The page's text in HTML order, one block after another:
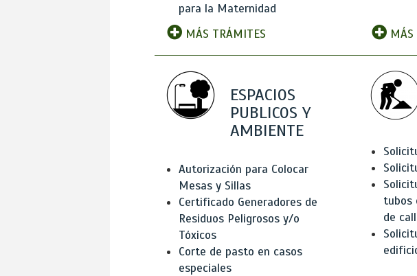
para la Maternidad
MÁS TRÁMITES
MÁS
ESPACIOS
PUBLICOS Y
AMBIENTE
Autorización para Colocar
Mesas y Sillas
Certificado Generadores de
Residuos Peligrosos y/o
Tóxicos
Corte de pasto en casos
especiales
tubos
de